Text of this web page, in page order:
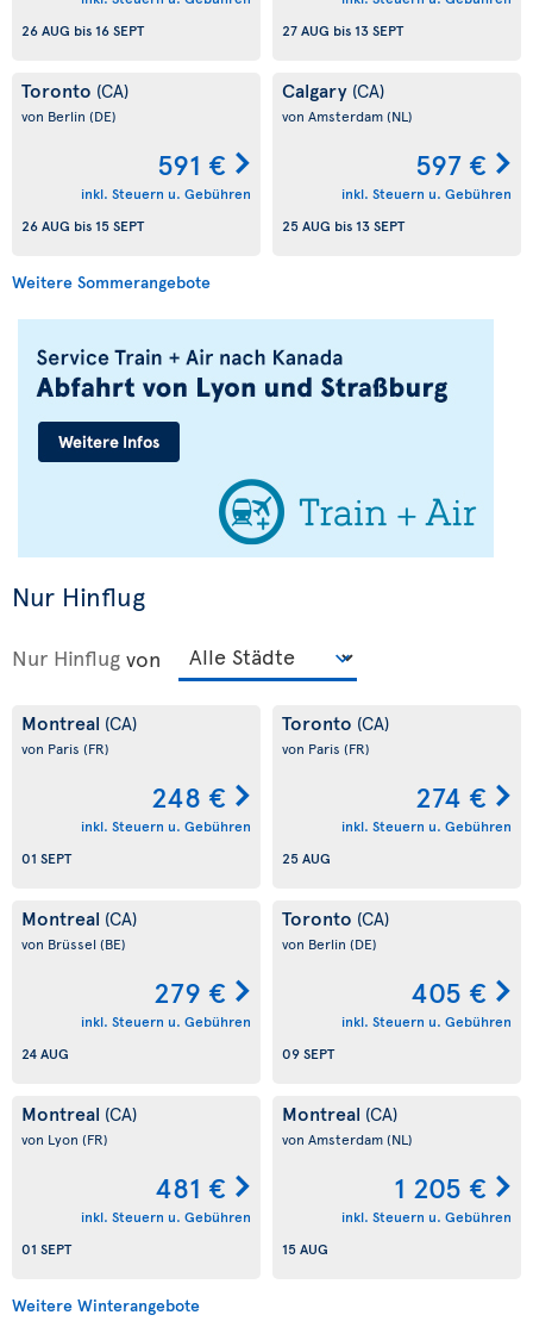
26 AUG bis 16 SEPT
27 AUG bis 13 SEPT
Toronto (CA)
von Berlin (DE)
591 €
inkl. Steuern u. Gebühren
26 AUG bis 15 SEPT
Calgary (CA)
von Amsterdam(NL)
597 €
inkl. Steuern u. Gebühren
25 AUG bis 13 SEPT
Weitere Sommerangebote
Nur Hinflug
Nur Hinflug von
Montreal (CA)
von Paris (FR)
248 €
inkl. Steuern u. Gebühren
01 SEPT
Toronto (CA)
von Paris (FR)
274 €
inkl. Steuern u. Gebühren
25 AUG
Montreal (CA)
von Brüssel (BE)
279 €
inkl. Steuern u. Gebühren
24 AUG
Toronto (CA)
von Berlin (DE)
405 €
inkl. Steuern u. Gebühren
09 SEPT
Montreal (CA)
von Lyon (FR)
481 €
inkl. Steuern u. Gebühren
01 SEPT
Montreal (CA)
von Amsterdam(NL)
1 205 €
inkl. Steuern u. Gebühren
15 AUG
Weitere Winterangebote